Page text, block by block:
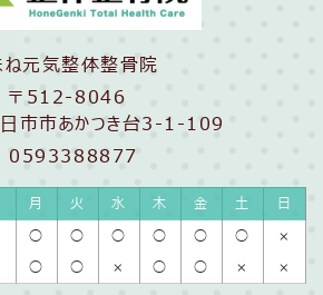
ね元気整体整骨院
〒512-8046
市市あかつき台3-1-109
0593388877
月 火 水 木 金 土
日
◯ ◯ ◯ ◯ ◯ ◯
×
◯ ◯ × ◯ ◯ × ×